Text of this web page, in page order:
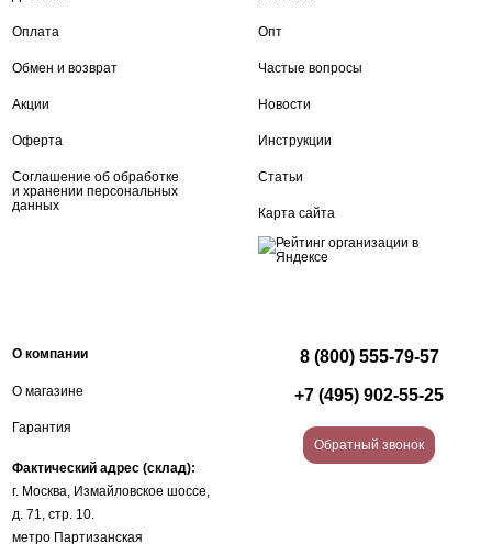
Оплата
Обмен и возврат
Акции
Оферта
Соглашение об обработке
и хранении персональных
данных
Опт
Частые вопросы
Новости
Инструкции
Статьи
Карта сайта
О компании
О магазине
Гарантия
Фактический адрес (склад):
г. Москва, Измайловское шоссе,
д. 71, стр. 10.
метро Партизанская
8 (800) 555-79-57
+7 (495) 902-55-25
Обратный звонок